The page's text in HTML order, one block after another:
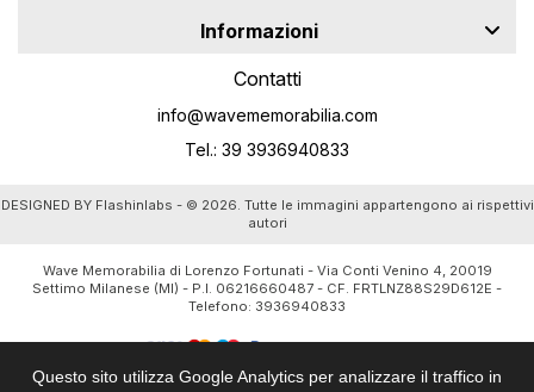
Questo sito utilizza Google Analytics per analizzare il traffico in
Informazioni
Contatti
info@wavememorabilia.com
Tel.: 39 3936940833
DESIGNED BY Flashinlabs - © 2026. Tutte le immagini appartengono ai rispettivi
autori
Wave Memorabilia di Lorenzo Fortunati - Via Conti Venino 4, 20019
Settimo Milanese (MI) - P.I. 06216660487 - CF. FRTLNZ88S29D612E -
Telefono: 3936940833